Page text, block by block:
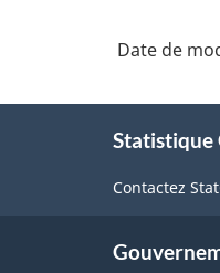
Date de
Statistique
Contactez